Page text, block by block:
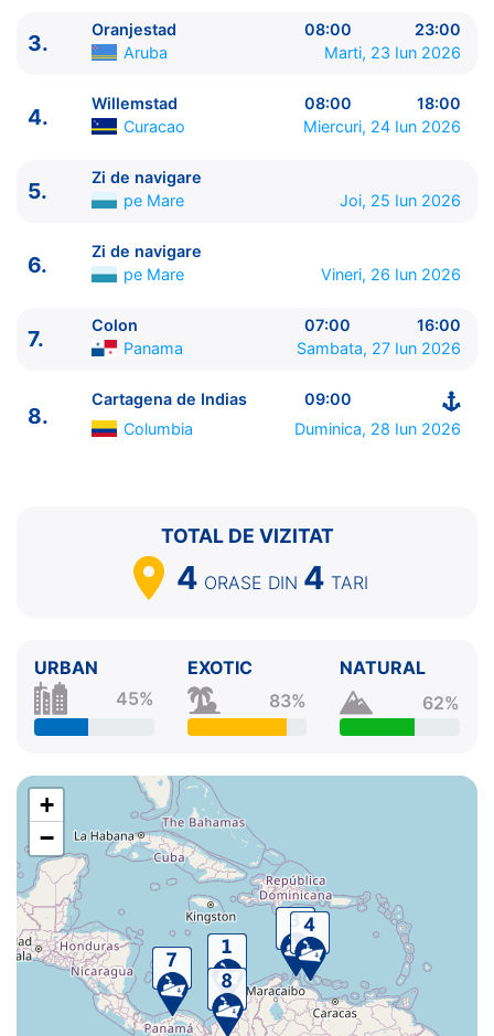
ITINERARIU
Ziua | Portul | Sosire - Plecare
Cartagena de Indias Columbia ⚓ - 18:00
2.
Zi de navigare pe Mare
0:00 - 0:00
4.
Willemstad Curacao 08:00 - 18:00
5.
Zi de navigare pe Mare
0:00 - 0:00
3.
Oranjestad 08:00
23:00
Aruba
Marti, 23 Iun 2026
4.
Willemstad 08:00
18:00
Curacao
Miercuri, 24 Iun 2026
5.
Zi de navigare
pe Mare
Joi, 25 Iun 2026
6.
Zi de navigare
pe Mare
Vineri, 26 Iun 2026
7.
Colon 07:00
16:00
Panama
Sambata, 27 Iun 2026
8.
Cartagena de Indias
09:00
Columbia
Duminica, 28 Iun 2026
TOTAL DE VIZITAT
4 ORASE DIN 4 TARI
URBAN
45%
EXOTIC
83%
NATURAL
62%
+
−